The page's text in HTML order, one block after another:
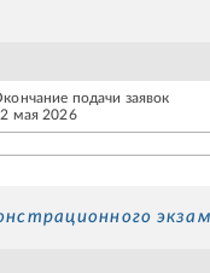
подачи заявок
мая 2026